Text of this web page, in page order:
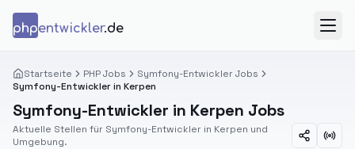
phpentwickler.de
Startseite PHP Jobs
Symfony-Entwickler Jobs
Symfony-Entwickler in Kerpen
Symfony-Entwickler in Kerpen Jobs
Aktuelle Stellen für Symfony-Entwickler in Kerpen und
Umgebung.